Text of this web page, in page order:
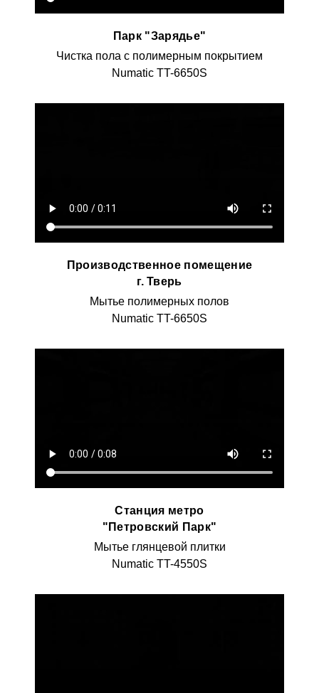
Парк "Зарядье"
Чистка пола с полимерным покрытием
Numatic TT-6650S
Производственное помещение
г. Тверь
Мытье полимерных полов
Numatic TT-6650S
Станция метро
"Петровский Парк"
Мытье глянцевой плитки
Numatic TT-4550S